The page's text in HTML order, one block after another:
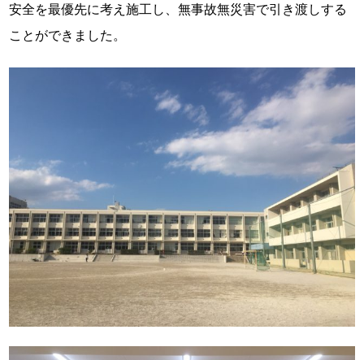
安全を最優先に考え施工し、無事故無災害で引き渡しする
ことができました。